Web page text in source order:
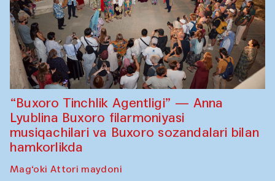
“Buxoro Tinchlik Agentligi” — Anna
Lyublina Buxoro filarmoniyasi
musiqachilari va Buxoro sozandalari bilan
hamkorlikda
Mag‘oki Attori maydoni